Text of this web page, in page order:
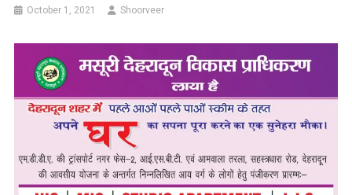
October 1, 2021 Shoorveer